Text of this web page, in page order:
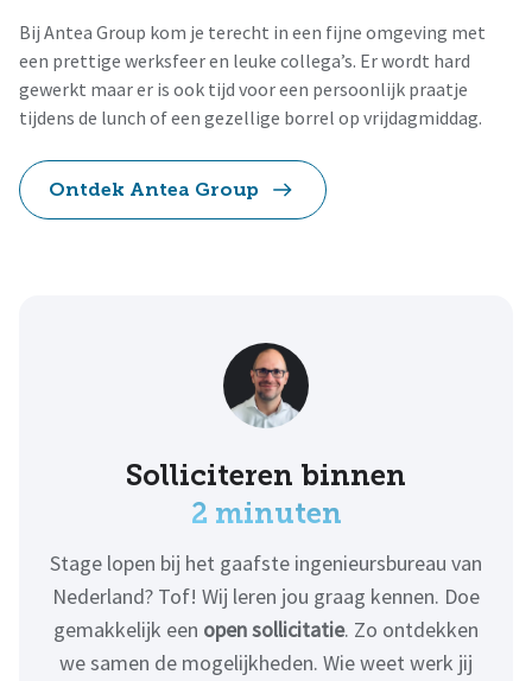
Bij Antea Group kom je terecht in een fijne omgeving met
een prettige werksfeer en leuke collega’s. Er wordt hard
gewerkt maar er is ook tijd voor een persoonlijk praatje
tijdens de lunch of een gezellige borrel op vrijdagmiddag.
Ontdek Antea Group
Solliciteren binnen
2 minuten
Stage lopen bij het gaafste ingenieursbureau van
Nederland? Tof! Wij leren jou graag kennen. Doe
gemakkelijk een open sollicitatie. Zo ontdekken
we samen de mogelijkheden. Wie weet werk jij